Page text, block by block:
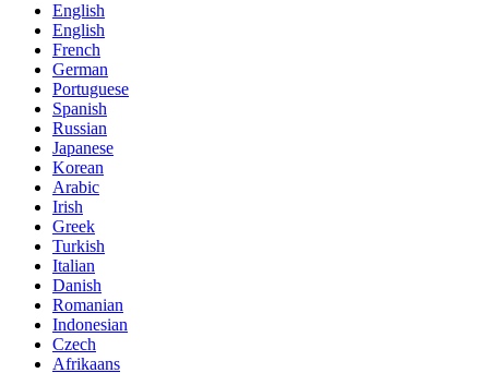
English
English
French
German
Portuguese
Spanish
Russian
Japanese
Korean
Arabic
Irish
Greek
Turkish
Italian
Danish
Romanian
Indonesian
Czech
Afrikaans